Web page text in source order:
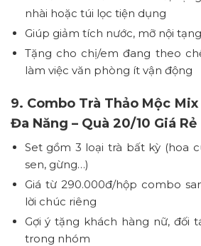
nhài hoặc túi lọc tiện dụng
Giúp giảm tích nước, mỡ nội
Tặng cho chị/em đang theo
làm việc văn phòng ít vận động
9. Combo Trà Thảo Mộc Mix
Đa Năng – Quà 20/10 Giá Rẻ
Set gồm 3 loại trà bất kỳ (hoa
sen, gừng…)
Giá từ 290.000đ/hộp combo
lời chúc riêng
Gợi ý tặng khách hàng nữ, đối
trong nhóm